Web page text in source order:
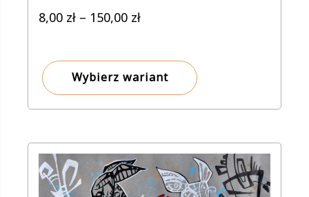
8,00 zł – 150,00 złZakres
8,00 zł
do
Wybierz wariant